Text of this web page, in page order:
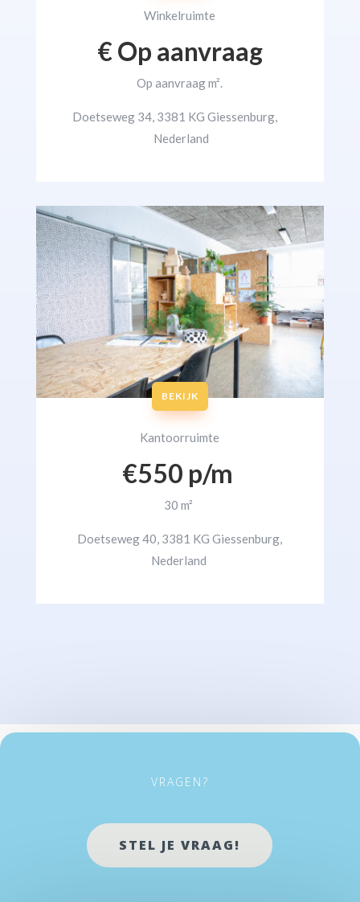
Winkelruimte
€ Op aanvraag
Op aanvraagm².
Doetseweg 34, 3381 KG Giessenburg,
Nederland
BEKIJK
Kantoorruimte
€550 p/m
30 m²
Doetseweg 40, 3381 KG Giessenburg,
Nederland
VRAGEN?
STEL JE VRAAG!